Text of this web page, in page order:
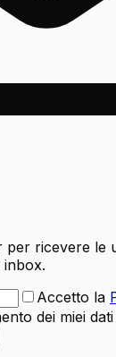
per ricevere le
inbox.
Accetto la
dei miei